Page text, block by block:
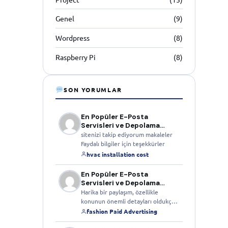
Genel (9)
Wordpress (8)
Raspberry Pi (8)
SON YORUMLAR
En Popüler E-Posta
Servisleri ve Depolama
Alanları
sitenizi takip ediyorum makaleler
Faydalı bilgiler için teşekkürler
hvac installation cost
En Popüler E-Posta
Servisleri ve Depolama
Alanları
Harika bir paylaşım, özellikle
konunun önemli detayları oldukça
net bir…
fashion Paid Advertising